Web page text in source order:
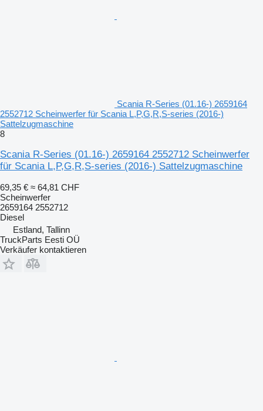
Scania R-Series (01.16-) 2659164
2552712 Scheinwerfer für Scania L,P,G,R,S-series (2016-)
Sattelzugmaschine
8
Scania R-Series (01.16-) 2659164 2552712 Scheinwerfer
für Scania L,P,G,R,S-series (2016-) Sattelzugmaschine
69,35 € ≈ 64,81 CHF
Scheinwerfer
2659164 2552712
Diesel
Estland, Tallinn
TruckParts Eesti OÜ
Verkäufer kontaktieren